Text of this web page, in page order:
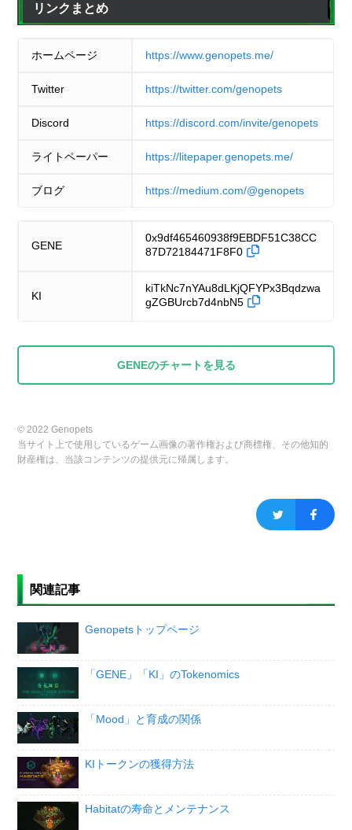
リンクまとめ
ホームページ https://www.genopets.me/
Twitter https://twitter.com/genopets
Discord https://discord.com/invite/genopets
ライトペーパー https://litepaper.genopets.me/
ブログ https://medium.com/@genopets
GENE
0x9df465460938f9EBDF51C38CC
87D72184471F8F0
KI
kiTkNc7nYAu8dLKjQFYPx3Bqdzwa
gZGBUrcb7d4nbN5
GENEのチャートを見る
© 2022 Genopets
当サイト上で使用しているゲーム画像の著作権および商標権、その他知的
財産権は、当該コンテンツの提供元に帰属します。
関連記事
Genopetsトップページ
「GENE」「KI」のTokenomics
「Mood」と育成の関係
KIトークンの獲得方法
Habitatの寿命とメンテナンス